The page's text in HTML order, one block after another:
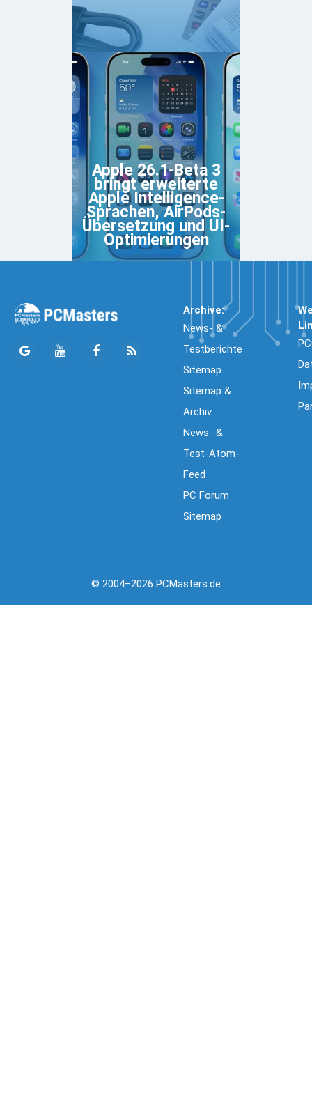
Apple 26.1-Beta 3
bringt erweiterte
Apple Intelligence-
Sprachen, AirPods-
Übersetzung und UI-
Optimierungen
Archive:
News- &
Testberichte
Sitemap
Sitemap &
Archiv
News- &
Test-Atom-
Feed
PC Forum
Sitemap
© 2004–2026 PCMasters.de